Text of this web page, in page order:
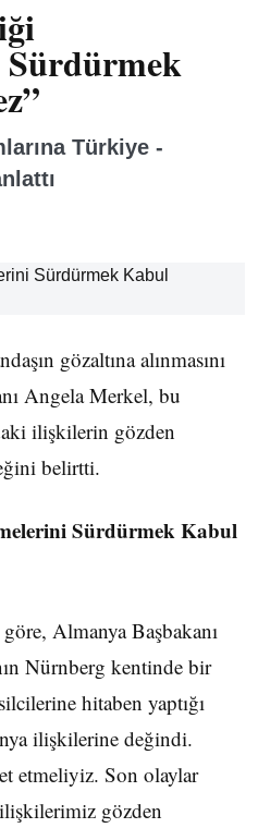
Türkiye -
gözaltına alınmasını
Angela Merkel, bu
ilişkilerin gözden
belirtti.
Sürdürmek Kabul
Almanya Başbakanı
Nürnberg kentinde bir
hitaben yaptığı
ilişkilerine değindi.
etmeliyiz. Son olaylar
gözden